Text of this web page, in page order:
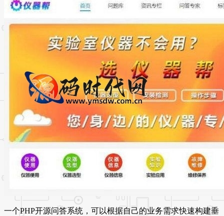
一个PHP开源问答系统，可以根据自己的业务需求快速构建垂